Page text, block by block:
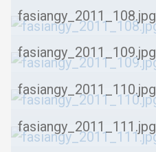
fasiangy_2011_108.jpg
fasiangy_2011_109.jpg
fasiangy_2011_110.jpg
fasiangy_2011_111.jpg